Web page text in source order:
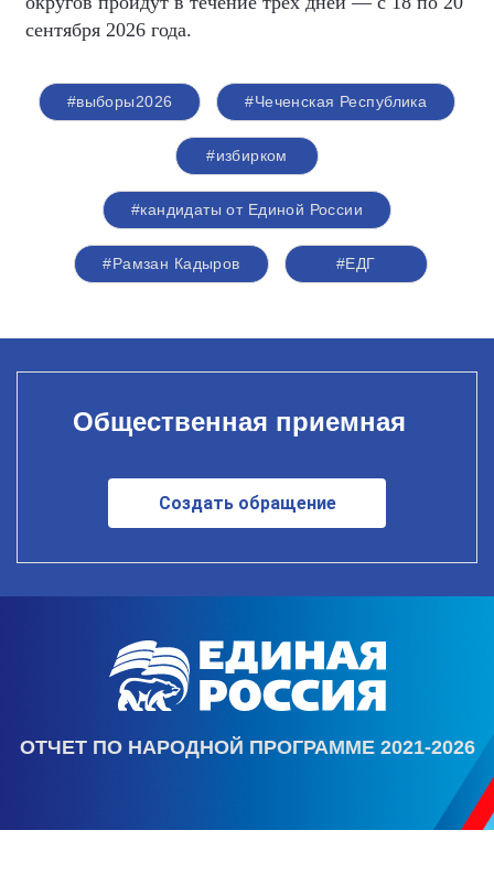
сентября 2026 года.
#выборы2026 #Чеченская Республика
#избирком
#кандидаты от Единой России
#Рамзан Кадыров #ЕДГ
Общественная приемная
Создать обращение
ОТЧЕТ ПО НАРОДНОЙ ПРОГРАММЕ 2021-2026